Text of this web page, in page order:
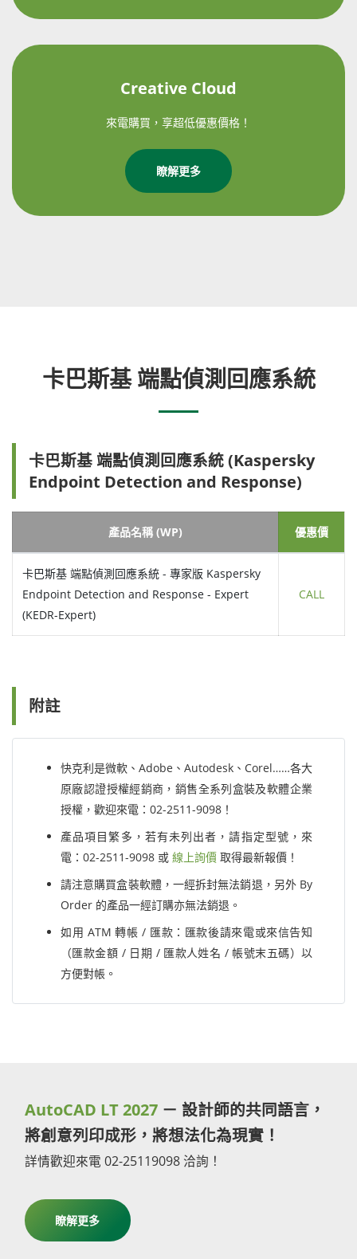
Creative Cloud
來電購買，享超低優惠價格！
瞭解更多
卡巴斯基 端點偵測回應系統
卡巴斯基 端點偵測回應系統 (Kaspersky
Endpoint Detection and Response)
產品名稱 (WP) 優惠價
卡巴斯基 端點偵測回應系統 - 專家版 Kaspersky
Endpoint Detection and Response - Expert
(KEDR-Expert)
CALL
附註
快克利是微軟、Adobe、Autodesk、Corel……各大
原廠認證授權經銷商，銷售全系列盒裝及軟體企業
授權，歡迎來電：02-2511-9098！
產品項目繁多，若有未列出者，請指定型號，來
電：02-2511-9098 或 線上詢價 取得最新報價！
請注意購買盒裝軟體，一經拆封無法銷退，另外 By
Order 的產品一經訂購亦無法銷退。
如用 ATM 轉帳 / 匯款：匯款後請來電或來信告知
（匯款金額 / 日期 / 匯款人姓名 / 帳號末五碼）以
方便對帳。
AutoCAD LT 2027 － 設計師的共同語言，
將創意列印成形，將想法化為現實！
詳情歡迎來電 02-25119098 洽詢！
瞭解更多